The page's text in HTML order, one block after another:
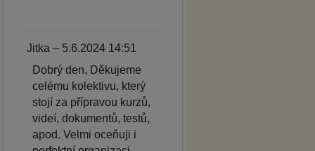
Jitka – 5.6.2024 14:51
Dobrý den, Děkujeme
celému kolektivu, který
stojí za přípravou kurzů,
videí, dokumentů, testů,
apod. Velmi oceňuji i